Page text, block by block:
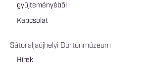
gyűjteményéből
Kapcsolat
Sátoraljaújhelyi Börtönmúzeum
Hírek